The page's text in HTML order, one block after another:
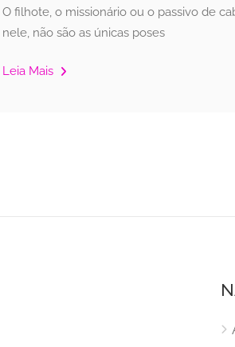
O filhote, o missionário ou o passivo de
nele, não são as únicas poses
Leia Mais